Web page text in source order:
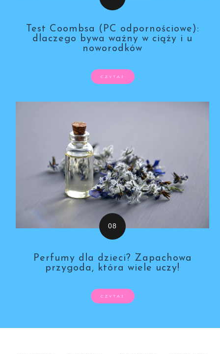
Test Coombsa (PC odpornościowe):
dlaczego bywa ważny w ciąży i u
noworodków
CZYTAJ
Perfumy dla dzieci? Zapachowa
przygoda, która wiele uczy!
CZYTAJ